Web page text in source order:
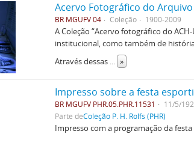
Acervo Fotográfico do
BR MGUFV 04 Coleção 1900-2009
A Coleção “Acervo fotográfico do
institucional, como também de
Através dessas ... »
Impresso sobre a festa
BR MGUFV PHR.05.PHR.11531
11/5/
Parte deColeção P. H. Rolfs (PHR)
Impresso com a programação da